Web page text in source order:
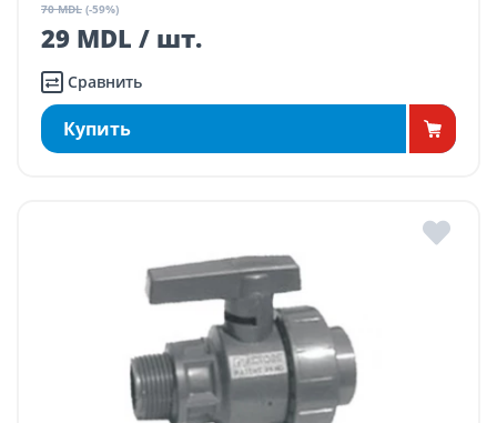
70 MDL (-59%)
29 MDL / шт.
Сравнить
Купить